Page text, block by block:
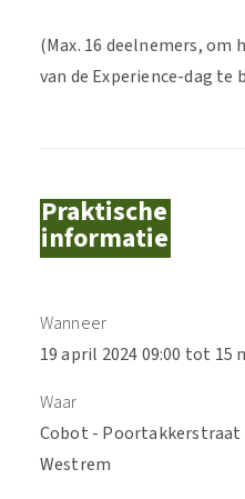
(Max. 16 deelnemers,
van de Experience-dag te
Praktische
informatie
Wanneer
19 april 2024 09:00 tot 15
Waar
Cobot - Poortakkerstraat
Westrem